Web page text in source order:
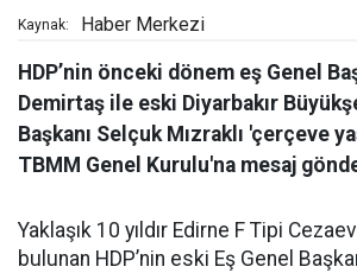
Kaynak: Haber Merkezi
HDP’nin önceki dönem eş Genel
Demirtaş ile eski Diyarbakır
Başkanı Selçuk Mızraklı 'çerçeve
TBMM Genel Kurulu'na mesaj
Yaklaşık 10 yıldır Edirne F Tipi
bulunan HDP’nin eski Eş Genel